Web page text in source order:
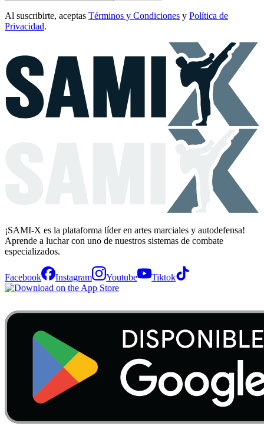
Al suscribirte, aceptas Términos y Condiciones y Política de
Privacidad.
¡SAMI-X es la plataforma líder en artes marciales y autodefensa!
Aprende a luchar con uno de nuestros sistemas de combate
especializados.
Facebook Instagram Youtube Tiktok